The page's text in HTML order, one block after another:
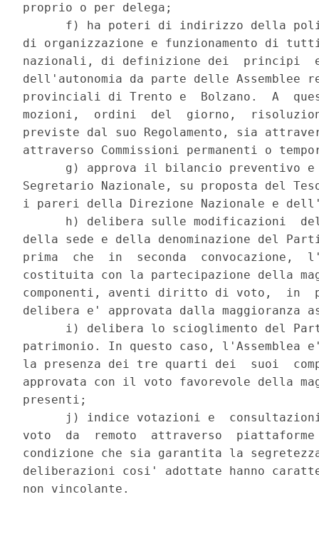
proprio o per delega;
f) ha poteri di indirizzo della
di organizzazione e funzionamento di
nazionali, di definizione dei  principi
dell'autonomia da parte delle Assemblee
provinciali di Trento e  Bolzano.  A
mozioni,  ordini  del  giorno,
previste dal suo Regolamento, sia
attraverso Commissioni permanenti o
g) approva il bilancio preventivo
Segretario Nazionale, su proposta del
i pareri della Direzione Nazionale e
h) delibera sulle modificazioni
della sede e della denominazione del
prima  che  in  seconda  convocazione,
costituita con la partecipazione della
componenti, aventi diritto di voto,  in
delibera e' approvata dalla maggioranza
i) delibera lo scioglimento del
patrimonio. In questo caso, l'Assemblea
la presenza dei tre quarti dei  suoi
approvata con il voto favorevole della
presenti;
j) indice votazioni e
voto  da  remoto  attraverso
condizione che sia garantita la
deliberazioni cosi' adottate hanno
non vincolante.